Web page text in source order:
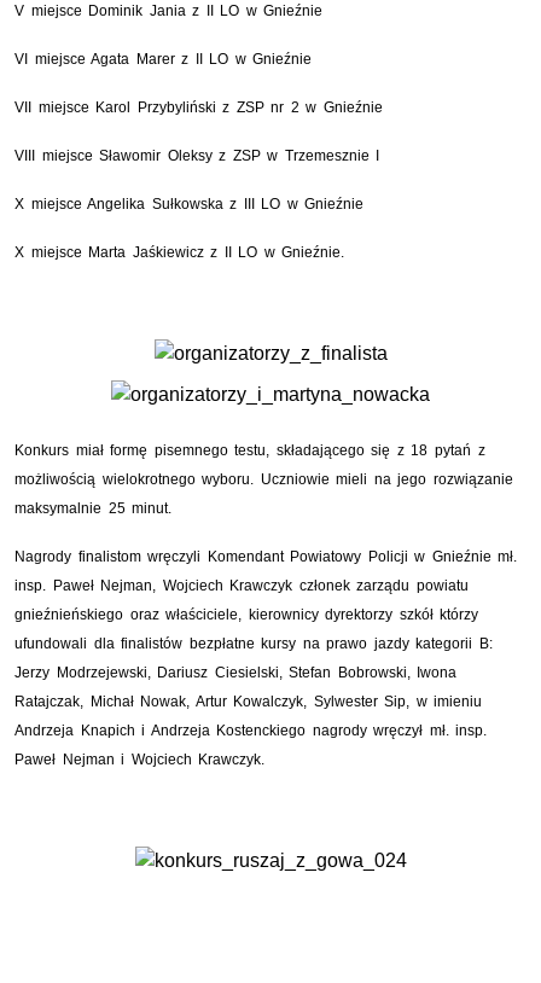
V miejsce Dominik Jania z II LO w Gnieźnie
VI miejsce Agata Marer z II LO w Gnieźnie
VII miejsce Karol Przybyliński z ZSP nr 2 w Gnieźnie
VIII miejsce Sławomir Oleksy z ZSP w Trzemesznie I
X miejsce Angelika Sułkowska z III LO w Gnieźnie
X miejsce Marta Jaśkiewicz z II LO w Gnieźnie.
Konkurs miał formę pisemnego testu, składającego się z 18 pytań z
możliwością wielokrotnego wyboru. Uczniowie mieli na jego rozwiązanie
maksymalnie 25 minut.
Nagrody finalistom wręczyli Komendant Powiatowy Policji w Gnieźnie mł.
insp. Paweł Nejman, Wojciech Krawczyk członek zarządu powiatu
gnieźnieńskiego oraz właściciele, kierownicy dyrektorzy szkół którzy
ufundowali dla finalistów bezpłatne kursy na prawo jazdy kategorii B:
Jerzy Modrzejewski, Dariusz Ciesielski, Stefan Bobrowski, Iwona
Ratajczak, Michał Nowak, Artur Kowalczyk, Sylwester Sip, w imieniu
Andrzeja Knapich i Andrzeja Kostenckiego nagrody wręczył mł. insp.
Paweł Nejman i Wojciech Krawczyk.